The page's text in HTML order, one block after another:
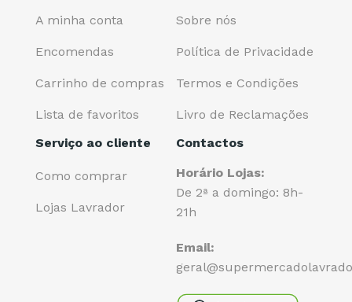
A minha conta
Encomendas
Carrinho de compras
Lista de favoritos
Sobre nós
Política de Privacidade
Termos e Condições
Livro de Reclamações
Serviço ao cliente
Como comprar
Lojas Lavrador
Contactos
Horário Lojas:
De 2ª a domingo: 8h-
21h
Email: